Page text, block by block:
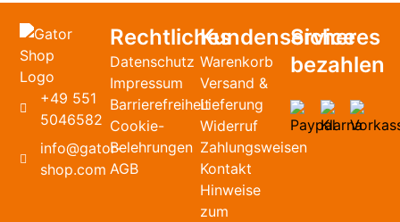
+49 551
5046582
info@gator-
shop.com
Rechtliches
Datenschutz
Impressum
Barrierefreiheit
Cookie-
Belehrungen
AGB
Kundenservice
Warenkorb
Versand &
Lieferung
Widerruf
Zahlungsweisen
Kontakt
Hinweise
zum
Sicheres
bezahlen